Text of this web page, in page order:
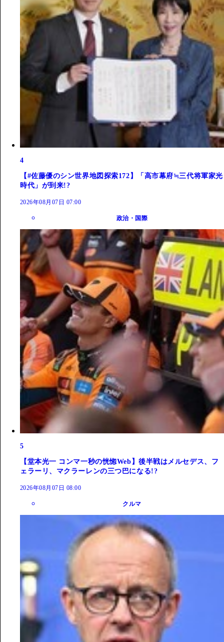
4
【#佐藤優のシン世界地図探索172】「高市幕府≒三代将軍家光
時代」が到来!?
2026年08月07日 07:00
政治・国際
5
【堂本光一 コンマ一秒の恍惚Web】後半戦はメルセデス、フ
ェラーリ、マクラーレンの三つ巴になる!?
2026年08月07日 08:00
クルマ